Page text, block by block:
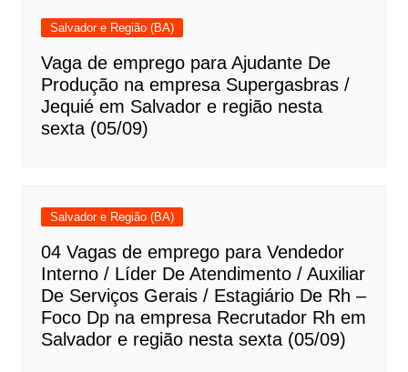
Salvador e Região (BA)
Vaga de emprego para Ajudante De
Produção na empresa Supergasbras /
Jequié em Salvador e região nesta
sexta (05/09)
Salvador e Região (BA)
04 Vagas de emprego para Vendedor
Interno / Líder De Atendimento / Auxiliar
De Serviços Gerais / Estagiário De Rh –
Foco Dp na empresa Recrutador Rh em
Salvador e região nesta sexta (05/09)